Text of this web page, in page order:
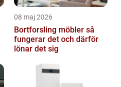
08 maj 2026
Bortforsling möbler så
fungerar det och därför
lönar det sig